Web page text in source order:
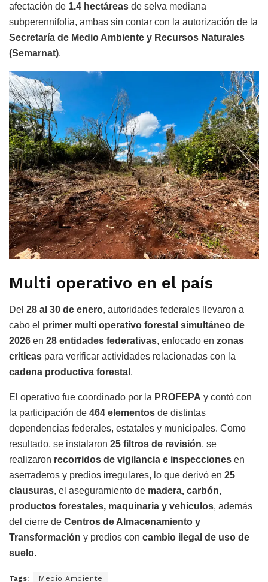
afectación de 1.4 hectáreas de selva mediana
subperennifolia, ambas sin contar con la autorización de la
Secretaría de Medio Ambiente y Recursos Naturales
(Semarnat).
Multi operativo en el país
Del 28 al 30 de enero, autoridades federales llevaron a
cabo el primer multi operativo forestal simultáneo de
2026 en 28 entidades federativas, enfocado en zonas
críticas para verificar actividades relacionadas con la
cadena productiva forestal .
El operativo fue coordinado por la PROFEPA y contó con
la participación de 464 elementos de distintas
dependencias federales, estatales y municipales. Como
resultado, se instalaron 25 filtros de revisión, se
realizaron recorridos de vigilancia e inspecciones en
aserraderos y predios irregulares, lo que derivó en 25
clausuras, el aseguramiento de madera, carbón,
productos forestales, maquinaria y vehículos, además
del cierre de Centros de Almacenamiento y
Transformación y predios con cambio ilegal de uso de
suelo.
Tags: Medio Ambiente